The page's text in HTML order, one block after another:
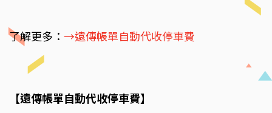
了解更多： →遠傳帳單自動代收停車費
【遠傳帳單自動代收停車費】